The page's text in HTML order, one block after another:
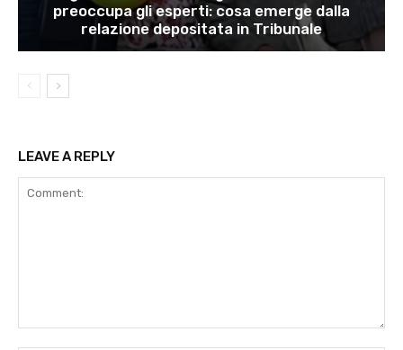
preoccupa gli esperti: cosa emerge dalla
relazione depositata in Tribunale
LEAVE A REPLY